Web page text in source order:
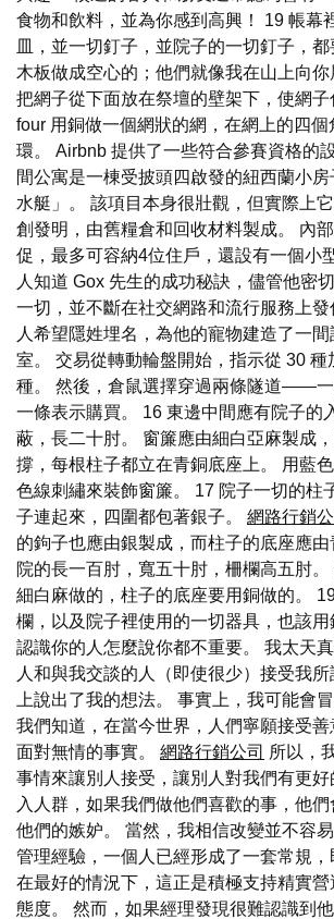
食物和飲料，並為你感到高興！ 19 帳幕
皿，並一切釘子，並院子的一切釘子，
木板做成空心的；他們就像我在山上向
把網子從下面放在祭壇的壁架下，使網子
four 用銅做一個網狀的網，在網上的四個
環。 Airbnb 提供了一些符合參賽資格的
間公寓是一棟受披頭四啟發的紐西蘭小
水艇」。 該項目本身很壯觀，但實際上
創發明，由舊糧倉和回收材料製成。 內
促，最多可容納4位住戶，還設有一個小
人知道 Gox 先生的成功秘訣，儘管他密
一切，並不斷在社交網路和流行服務上
人希望隱姓埋名，為他的寵物建造了一
室。 交易從轉動輪盤開始，指示從 30 種
種。 然後，倉鼠選擇穿過兩條隧道——
一條表示購買。 16 東邊中間應有院子的
蔽，長二十肘。 窗簾應由細白亞麻製成
撐，每根柱子都立在青銅底座上。 用藍
色線刺繡來裝飾窗簾。 17 院子一切的柱
子連起來，四圍都包著銀子。 網路行銷公
的鉤子也應由銀製成，而柱子的底座應
院的長一百肘，寬五十肘，柵欄高五肘。
細白麻做的，柱子的底座要用銅做的。
欄，以及院子裡使用的一切器具，也該
認識你的人怎麼說你都不重要。 我太天
人和與我交談的人（即使很少）接受我
上說出了我的想法。 事實上，我可能會
我們知道，在當今世界，人們寧願接受
面對無情的事實。 網路行銷公司 所以，
事情來讓別人接受，讓別人對我們有更
入人群，如果我們做他們喜歡的事，他們
他們的嫉妒。 當然，我相信改變並不容
管理經驗，一個人已經形成了一套常規，
在最好的情況下，這正是積極支持精實
態度。 然而，如果經理發現很難認識到